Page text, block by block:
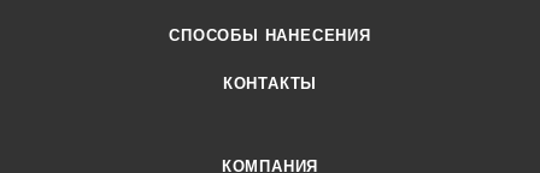
СПОСОБЫ НАНЕСЕНИЯ
КОНТАКТЫ
КОМПАНИЯ